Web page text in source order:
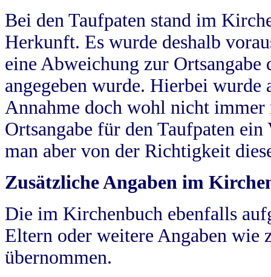
Bei den Taufpaten stand im
Herkunft. Es wurde deshalb
eine Abweichung zur
angegeben wurde. Hierbei wurde
Annahme doch wohl nicht
Ortsangabe für den Taufpaten
man aber von der Richtigkeit
Zusätzliche Angaben im
Die im Kirchenbuch ebenfalls
Eltern oder weitere Angaben wie
übernommen.